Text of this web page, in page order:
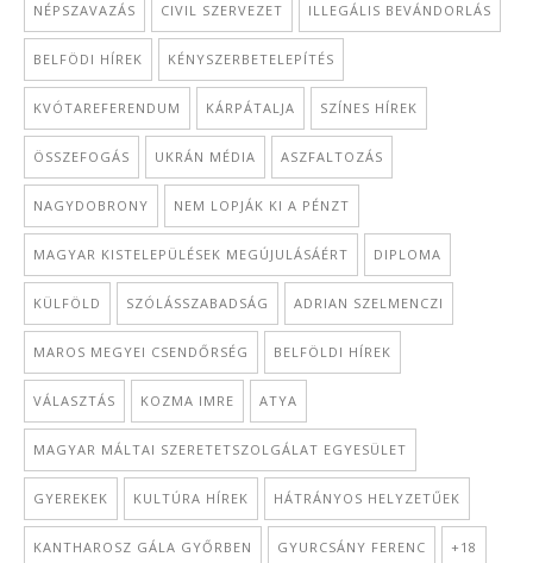
NÉPSZAVAZÁS CIVIL SZERVEZET ILLEGÁLIS BEVÁNDORLÁS
BELFÖDI HÍREK KÉNYSZERBETELEPÍTÉS
KVÓTAREFERENDUM KÁRPÁTALJA SZÍNES HÍREK
ÖSSZEFOGÁS UKRÁN MÉDIA ASZFALTOZÁS
NAGYDOBRONY NEM LOPJÁK KI A PÉNZT
MAGYAR KISTELEPÜLÉSEK MEGÚJULÁSÁÉRT DIPLOMA
KÜLFÖLD SZÓLÁSSZABADSÁG ADRIAN SZELMENCZI
MAROS MEGYEI CSENDŐRSÉG BELFÖLDI HÍREK
VÁLASZTÁS KOZMA IMRE ATYA
MAGYAR MÁLTAI SZERETETSZOLGÁLAT EGYESÜLET
GYEREKEK KULTÚRA HÍREK HÁTRÁNYOS HELYZETŰEK
KANTHAROSZ GÁLA GYŐRBEN GYURCSÁNY FERENC +18